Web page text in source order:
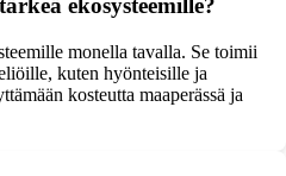
ekosysteemille?
monella tavalla. Se toimii
kuten hyönteisille ja
kosteutta maaperässä ja